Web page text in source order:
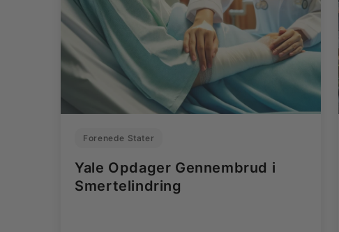
Forenede Stater
Yale Opdager Gennembrud i
Smertelindring